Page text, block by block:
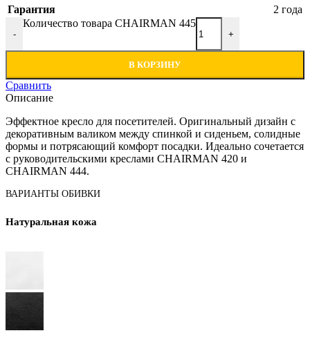
Гарантия 2 года
-
Количество товара CHAIRMAN 445
+
В КОРЗИНУ
Сравнить
Описание
Эффектное кресло для посетителей. Оригинальный дизайн с
декоративным валиком между спинкой и сиденьем, солидные
формы и потряcающий комфорт посадки. Идеально сочетается
с руководительскими креслами CHAIRMAN 420 и
CHAIRMAN 444.
ВАРИАНТЫ ОБИВКИ
Натуральная кожа